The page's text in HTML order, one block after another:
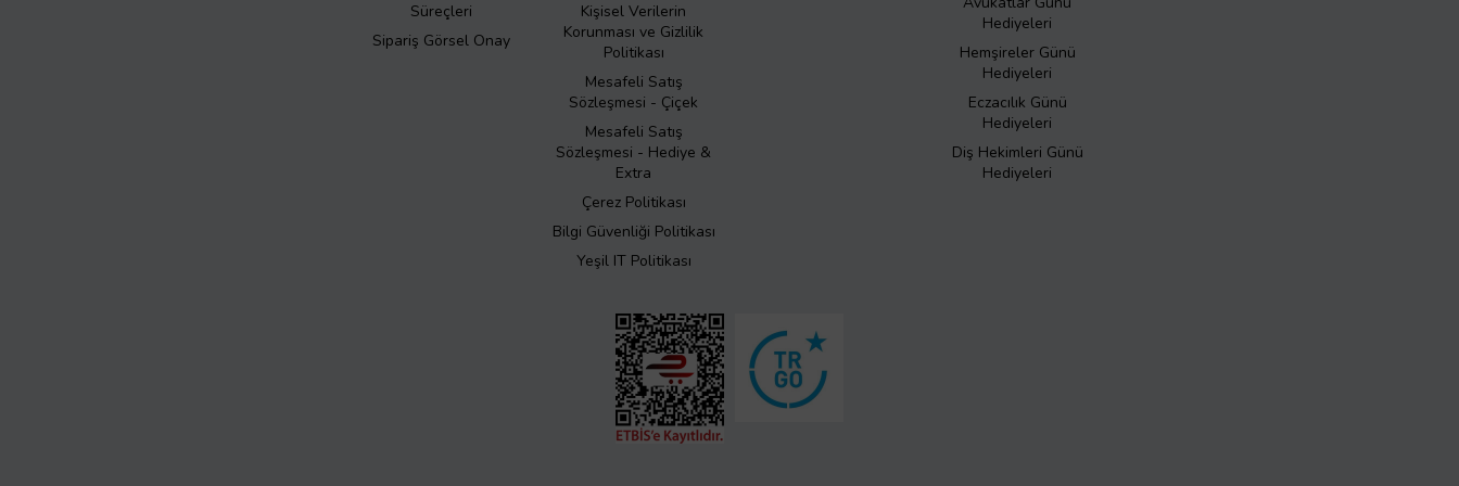
Süreçleri
Sipariş Görsel Onay
Kişisel Verilerin
Korunması ve Gizlilik
Politikası
Mesafeli Satış
Sözleşmesi - Çiçek
Mesafeli Satış
Sözleşmesi - Hediye &
Extra
Çerez Politikası
Bilgi Güvenliği Politikası
Yeşil IT Politikası
Hediyeleri
Hemşireler Günü
Hediyeleri
Eczacılık Günü
Hediyeleri
Diş Hekimleri Günü
Hediyeleri